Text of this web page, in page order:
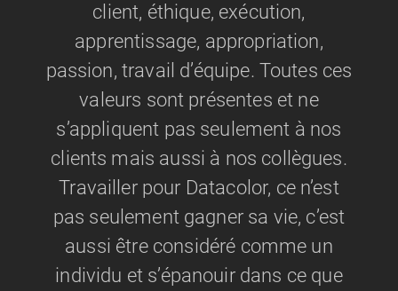
client, éthique, exécution,
apprentissage, appropriation,
passion, travail d’équipe. Toutes ces
valeurs sont présentes et ne
s’appliquent pas seulement à nos
clients mais aussi à nos collègues.
Travailler pour Datacolor, ce n’est
pas seulement gagner sa vie, c’est
aussi être considéré comme un
individu et s’épanouir dans ce que